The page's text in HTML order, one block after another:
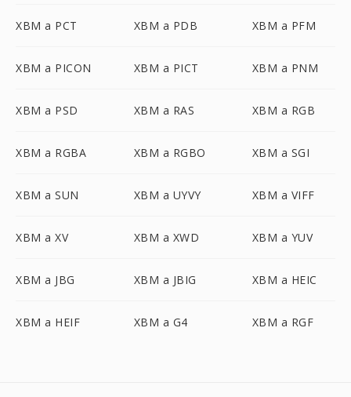
XBM a PCT XBM a PDB XBM a PFM
XBM a PICON XBM a PICT XBM a PNM
XBM a PSD XBM a RAS XBM a RGB
XBM a RGBA XBM a RGBO XBM a SGI
XBM a SUN XBM a UYVY XBM a VIFF
XBM a XV XBM a XWD XBM a YUV
XBM a JBG XBM a JBIG XBM a HEIC
XBM a HEIF XBM a G4 XBM a RGF